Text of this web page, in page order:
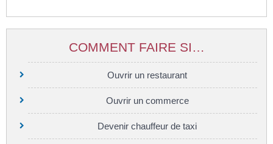
COMMENT FAIRE SI…
Ouvrir un restaurant
Ouvrir un commerce
Devenir chauffeur de taxi